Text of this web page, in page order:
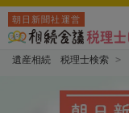
朝日新聞社運営
遺産相続 税理士検索